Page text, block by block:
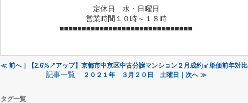
定休日 水・日曜日
営業時間１０時～１８時
■■■■■■■■■■■■■■■■■■■■■■■■■■■■■■
≪ 前へ｜【2.6%↗アップ】京都市中京区中古分譲マンション２月成約㎡単価前年対比
記事一覧 ２０２１年 ３月２０日 土曜日｜次へ ≫
タグ一覧